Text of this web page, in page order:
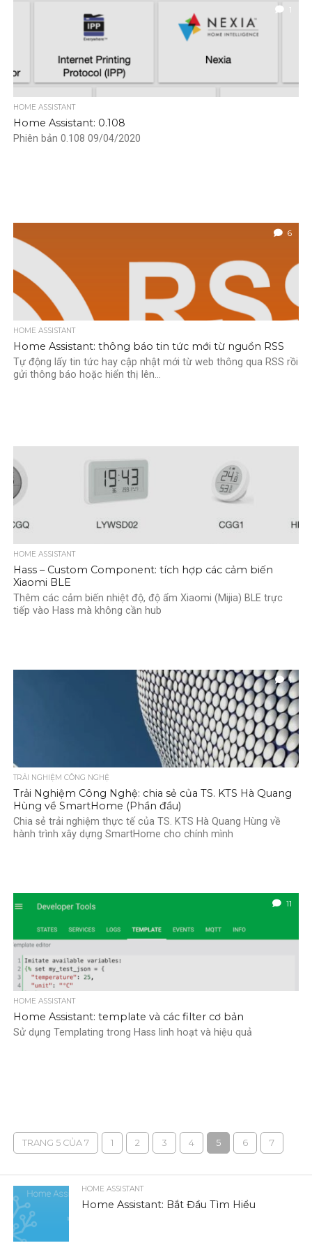
1
HOME ASSISTANT
Home Assistant: 0.108
Phiên bản 0.108 09/04/2020
6
HOME ASSISTANT
Home Assistant: thông báo tin tức mới từ nguồn RSS
Tự động lấy tin tức hay cập nhật mới từ web thông qua RSS rồi
gửi thông báo hoặc hiển thị lên...
HOME ASSISTANT
Hass – Custom Component: tích hợp các cảm biến
Xiaomi BLE
Thêm các cảm biến nhiệt độ, độ ẩm Xiaomi (Mijia) BLE trực
tiếp vào Hass mà không cần hub
1
TRẢI NGHIỆM CÔNG NGHỆ
Trải Nghiệm Công Nghệ: chia sẻ của TS. KTS Hà Quang
Hùng về SmartHome (Phần đầu)
Chia sẻ trải nghiệm thực tế của TS. KTS Hà Quang Hùng về
hành trình xây dựng SmartHome cho chính mình
11
HOME ASSISTANT
Home Assistant: template và các filter cơ bản
Sử dụng Templating trong Hass linh hoạt và hiệu quả
TRANG 5 CỦA 7 1 2 3 4 5 6 7
HOME ASSISTANT
Home Assistant: Bắt Đầu Tìm Hiểu